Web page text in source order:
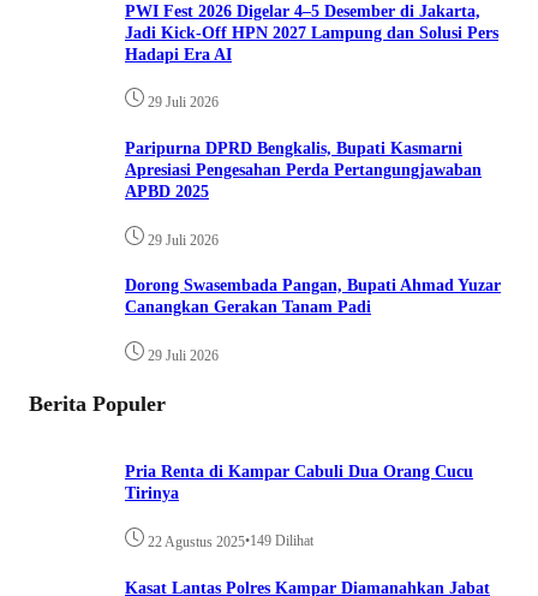
PWI Fest 2026 Digelar 4–5 Desember di Jakarta,
Jadi Kick-Off HPN 2027 Lampung dan Solusi Pers
Hadapi Era AI
29 Juli 2026
Paripurna DPRD Bengkalis, Bupati Kasmarni
Apresiasi Pengesahan Perda Pertangungjawaban
APBD 2025
29 Juli 2026
Dorong Swasembada Pangan, Bupati Ahmad Yuzar
Canangkan Gerakan Tanam Padi
29 Juli 2026
Berita Populer
Pria Renta di Kampar Cabuli Dua Orang Cucu
Tirinya
22 Agustus 2025•149 Dilihat
Kasat Lantas Polres Kampar Diamanahkan Jabat